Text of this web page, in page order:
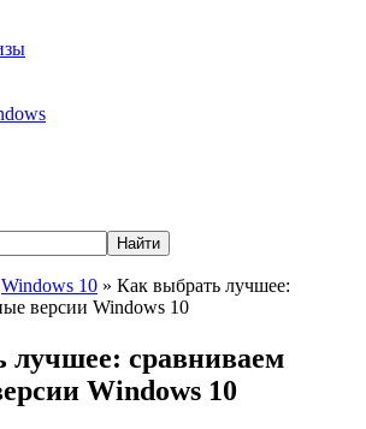
Windows 10 » Как выбрать лучшее:
версии Windows 10
лучшее: сравниваем
Windows 10